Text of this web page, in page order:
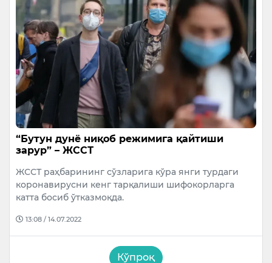
“Бутун дунё ниқоб режимига қайтиши
зарур” – ЖССТ
ЖССТ раҳбарининг сўзларига кўра янги турдаги
коронавирусни кенг тарқалиши шифокорларга
катта босиб ўтказмоқда.
13:08 / 14.07.2022
Кўпроқ